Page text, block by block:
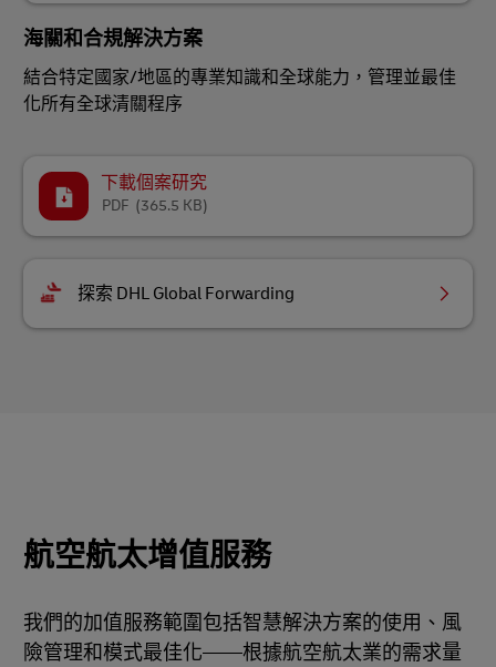
海關和合規解決方案
結合特定國家/地區的專業知識和全球能力，管理並最佳
化所有全球清關程序
下載個案研究
(365.5 KB)
PDF
探索 DHL Global Forwarding
航空航太增值服務
我們的加值服務範圍包括智慧解決方案的使用、風
險管理和模式最佳化——根據航空航太業的需求量